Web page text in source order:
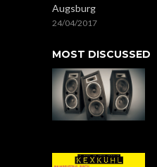
Augsburg
24/04/2017
MOST DISCUSSED